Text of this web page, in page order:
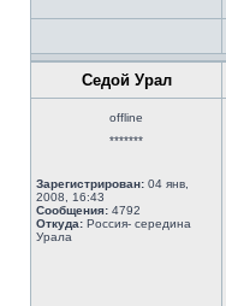
Седой Урал
offline
*******
Зарегистрирован: 04 янв,
2008, 16:43
Сообщения: 4792
Откуда: Россия- середина
Урала